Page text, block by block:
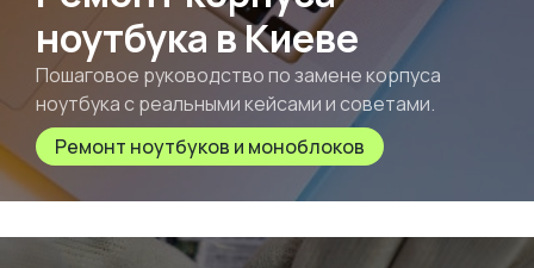
ноутбука в Киеве
Пошаговое руководство по замене корпуса
ноутбука с реальными кейсами и советами.
Ремонт ноутбуков и моноблоков